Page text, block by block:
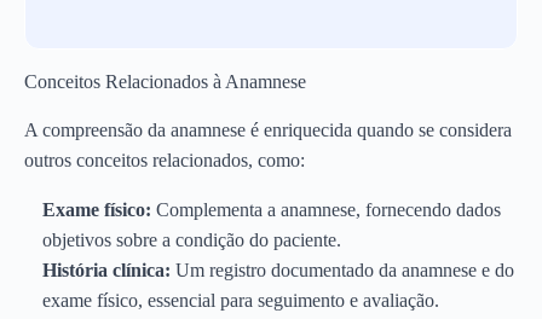
Conceitos Relacionados à Anamnese
A compreensão da anamnese é enriquecida quando se considera
outros conceitos relacionados, como:
Exame físico: Complementa a anamnese, fornecendo dados
objetivos sobre a condição do paciente.
História clínica: Um registro documentado da anamnese e do
exame físico, essencial para seguimento e avaliação.